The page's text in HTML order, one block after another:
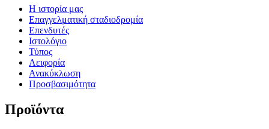
Η ιστορία μας
Επαγγελματική σταδιοδρομία
Επενδυτές
Ιστολόγιο
Τύπος
Αειφορία
Ανακύκλωση
Προσβασιμότητα
Προϊόντα